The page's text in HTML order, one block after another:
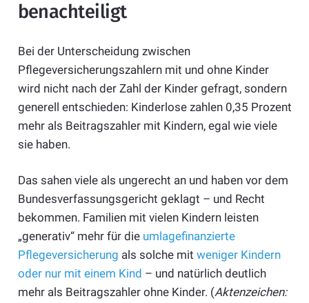
benachteiligt
Bei der Unterscheidung zwischen
Pflegeversicherungszahlern mit und ohne Kinder
wird nicht nach der Zahl der Kinder gefragt, sondern
generell entschieden: Kinderlose zahlen 0,35 Prozent
mehr als Beitragszahler mit Kindern, egal wie viele
sie haben.
Das sahen viele als ungerecht an und haben vor dem
Bundesverfassungsgericht geklagt – und Recht
bekommen. Familien mit vielen Kindern leisten
„generativ“ mehr für die umlagefinanzierte
Pflegeversicherung als solche mit weniger Kindern
oder nur mit einem Kind – und natürlich deutlich
mehr als Beitragszahler ohne Kinder. (Aktenzeichen: